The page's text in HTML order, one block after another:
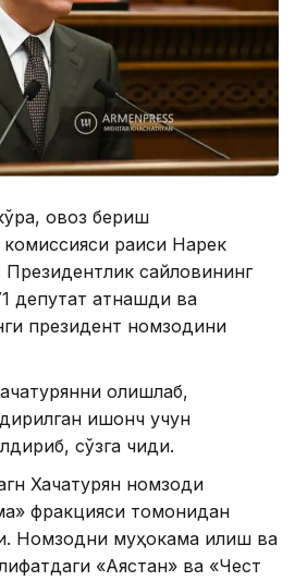
овоз бериш
комиссияси раиси Нарек
Президентлик сайловининг
депутат қатнашди ва
президент номзодини
олқишлаб,
ишонч учун
сўзга чиқди.
Хачатурян номзоди
фракцияси томонидан
Номзодни муҳокама қилиш ва
«Аястан» ва «Чест